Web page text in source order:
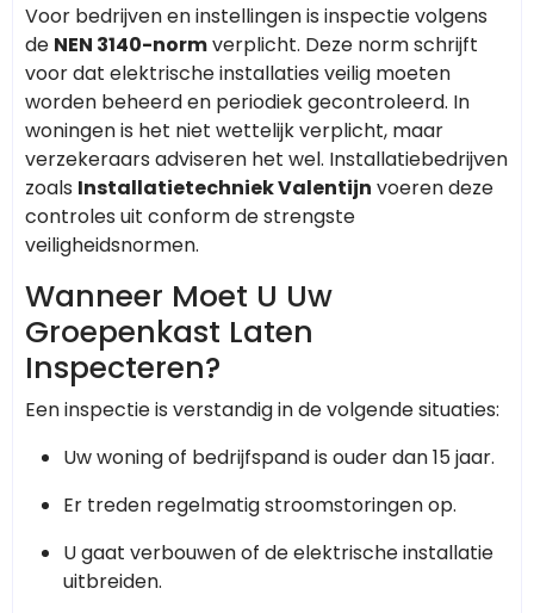
Voor bedrijven en instellingen is inspectie volgens
de NEN 3140-normverplicht. Deze norm schrijft
voor dat elektrische installaties veilig moeten
worden beheerd en periodiek gecontroleerd. In
woningen is het niet wettelijk verplicht, maar
verzekeraars adviseren het wel. Installatiebedrijven
zoals Installatietechniek Valentijn voeren deze
controles uit conform de strengste
veiligheidsnormen.
Wanneer Moet U Uw
Groepenkast Laten
Inspecteren?
Een inspectie is verstandig in de volgende situaties:
Uw woning of bedrijfspand is ouder dan 15 jaar.
Er treden regelmatig stroomstoringen op.
U gaat verbouwen of de elektrische installatie
uitbreiden.